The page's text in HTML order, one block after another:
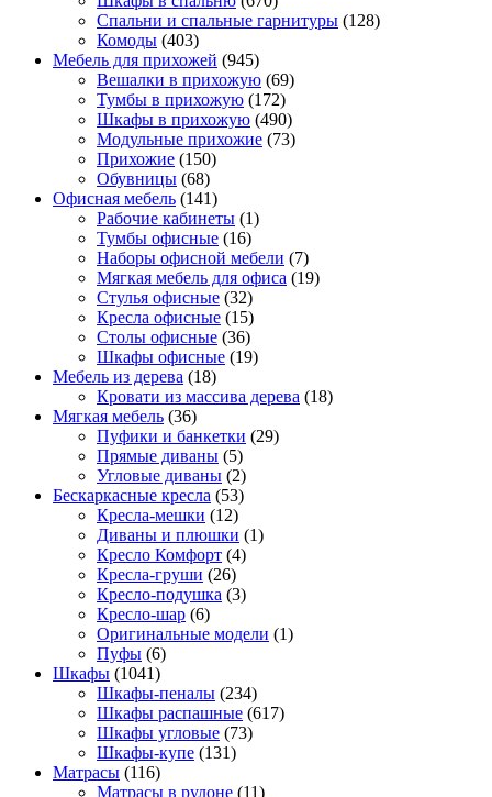
Спальни и спальные гарнитуры (128)
Комоды (403)
Мебель для прихожей (945)
Вешалки в прихожую (69)
Тумбы в прихожую (172)
Шкафы в прихожую (490)
Модульные прихожие (73)
Прихожие (150)
Обувницы (68)
Офисная мебель (141)
Рабочие кабинеты (1)
Тумбы офисные (16)
Наборы офисной мебели (7)
Мягкая мебель для офиса (19)
Стулья офисные (32)
Кресла офисные (15)
Столы офисные (36)
Шкафы офисные (19)
Мебель из дерева (18)
Кровати из массива дерева (18)
Мягкая мебель (36)
Пуфики и банкетки (29)
Прямые диваны (5)
Угловые диваны (2)
Бескаркасные кресла (53)
Кресла-мешки (12)
Диваны и плюшки (1)
Кресло Комфорт (4)
Кресла-груши (26)
Кресло-подушка (3)
Кресло-шар (6)
Оригинальные модели (1)
Пуфы (6)
Шкафы (1041)
Шкафы-пеналы (234)
Шкафы распашные (617)
Шкафы угловые (73)
Шкафы-купе (131)
Матрасы (116)
Матрасы в рулоне (11)